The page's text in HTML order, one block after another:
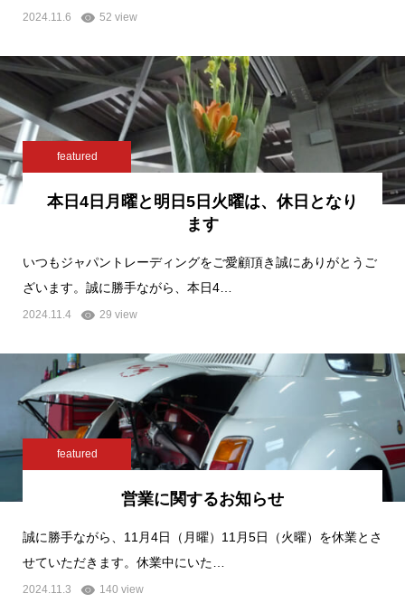
2024.11.6 52 view
featured
本日4日月曜と明日5日火曜は、休日となり
ます
いつもジャパントレーディングをご愛顧頂き誠にありがとうご
ざいます。誠に勝手ながら、本日4…
2024.11.4 29 view
featured
営業に関するお知らせ
誠に勝手ながら、11月4日（月曜）11月5日（火曜）を休業とさ
せていただきます。休業中にいた…
2024.11.3 140 view